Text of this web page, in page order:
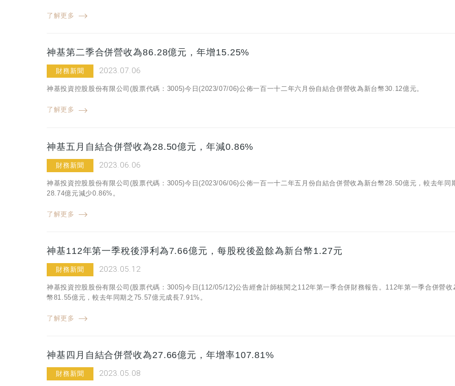
了解更多
神基第二季合併營收為86.28億元，年增15.25%
財務新聞 2023.07.06
神基投資控股股份有限公司(股票代碼：3005)今日(2023/07/06)公佈一百一十二年六月份自結合併營收為新台幣30.12億元。
了解更多
神基五月自結合併營收為28.50億元，年減0.86%
財務新聞 2023.06.06
神基投資控股股份有限公司(股票代碼：3005)今日(2023/06/06)公佈一百一十二年五月份自結合併營收為新台幣28.50億元，較去年同
28.74億元減少0.86%。
了解更多
神基112年第一季稅後淨利為7.66億元，每股稅後盈餘為新台幣1.27元
財務新聞 2023.05.12
神基投資控股股份有限公司(股票代碼：3005)今日(112/05/12)公告經會計師核閱之112年第一季合併財務報告。112年第一季合併營收
幣81.55億元，較去年同期之75.57億元成長7.91%。
了解更多
神基四月自結合併營收為27.66億元，年增率107.81%
財務新聞 2023.05.08